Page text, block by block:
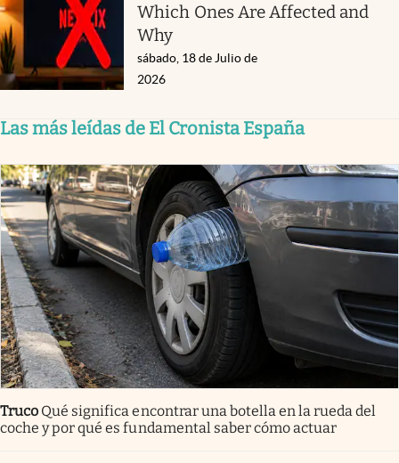
Which Ones Are Affected and
Why
sábado, 18 de Julio de
2026
Las más leídas de El Cronista España
Truco Qué significa encontrar una botella en la rueda del
coche y por qué es fundamental saber cómo actuar